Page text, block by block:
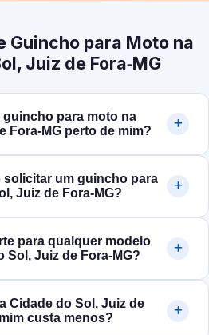
Guincho para Moto na
Juiz de Fora‑MG
guincho para moto na
Fora‑MG perto de mim?
solicitar um guincho para
Juiz de Fora‑MG?
para qualquer modelo
Juiz de Fora‑MG?
Cidade do Sol, Juiz de
custa menos?